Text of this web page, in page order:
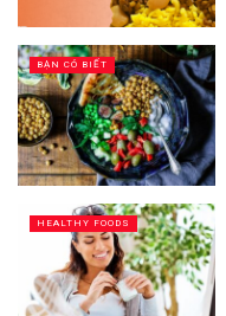
BẠN CÓ BIẾT
HEALTHY FOODS